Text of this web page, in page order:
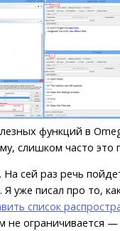
функций в
слишком часто это
сей раз речь
уже писал про то,
список
не ограничивается